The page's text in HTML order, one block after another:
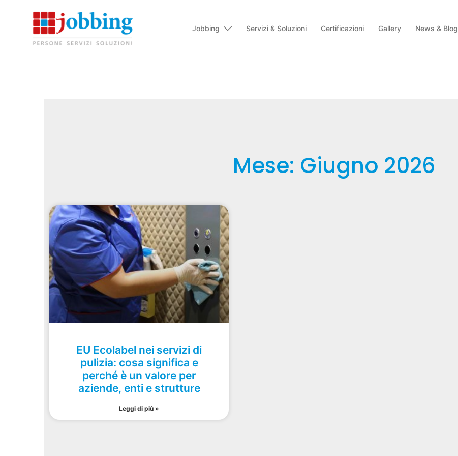
Jobbing Servizi & Soluzioni Certificazioni Gallery News & Blog
Mese: Giugno 2026
EU Ecolabel nei servizi di
pulizia: cosa significa e
perché è un valore per
aziende, enti e strutture
Leggi di più »